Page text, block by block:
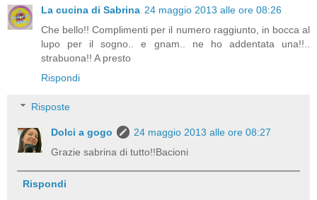
La cucina di Sabrina 24 maggio 2013 alle ore 08:26
Che bello!! Complimenti per il numero raggiunto, in bocca al
lupo per il sogno.. e gnam.. ne ho addentata una!!..
strabuona!! A presto
Rispondi
Risposte
Dolci a gogo
24 maggio 2013 alle ore 08:27
Grazie sabrina di tutto!!Bacioni
Rispondi